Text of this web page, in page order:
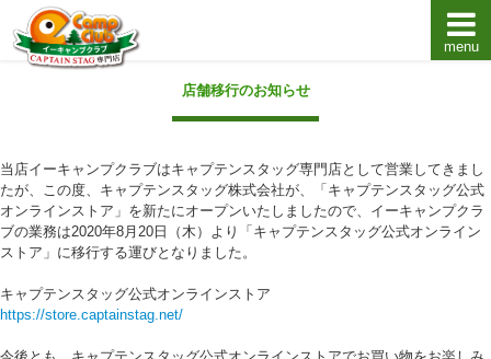
キャプテンスタッグキャンプ用品通販店【eキャンプ
menu
店舗移行のお知らせ
当店イーキャンプクラブはキャプテンスタッグ専門店として営業してきまし
たが、この度、キャプテンスタッグ株式会社が、「キャプテンスタッグ公式
オンラインストア」を新たにオープンいたしましたので、イーキャンプクラ
ブの業務は2020年8月20日（木）より「キャプテンスタッグ公式オンライン
ストア」に移行する運びとなりました。
キャプテンスタッグ公式オンラインストア
https://store.captainstag.net/